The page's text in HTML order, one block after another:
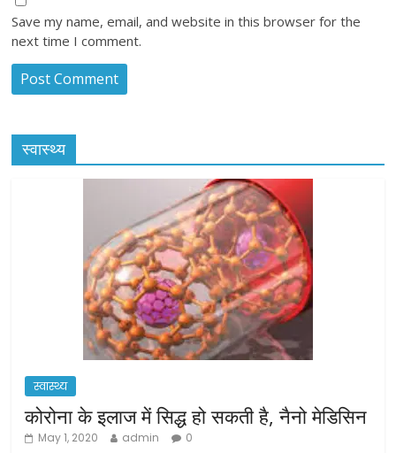
Save my name, email, and website in this browser for the
next time I comment.
स्वास्थ्य
स्वास्थ्य
कोरोना के इलाज में सिद्ध हो सकती है, नैनो मेडिसिन
May 1, 2020 admin 0